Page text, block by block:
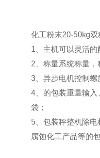
化工粉末20-50kg双
1、主机可以灵活的
2、称量系统称量，
3、异步电机控制螺
4、的包装重量输
袋；
5、包装秤整机除
腐蚀化工产品等的